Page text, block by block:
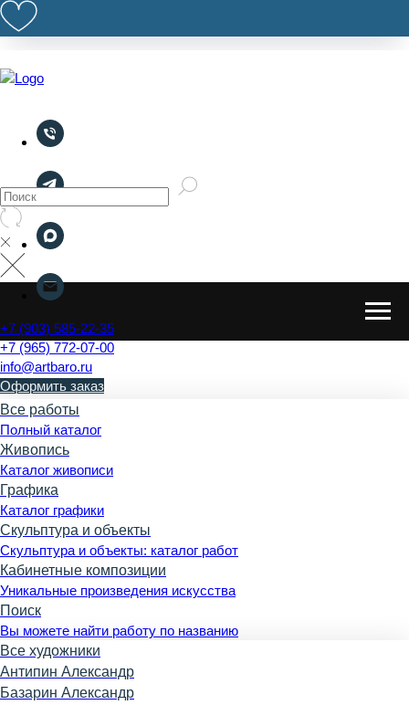
+7 (903) 585-22-35
+7 (965) 772-07-00
info@artbaro.ru
Оформить заказ
Все работы
Полный каталог
Живопись
Каталог живописи
Графика
Каталог графики
Скульптура и объекты
Скульптура и объекты: каталог работ
Кабинетные композиции
Уникальные произведения искусства
Поиск
Вы можете найти работу по названию
Все художники
Антипин Александр
Базарин Александр